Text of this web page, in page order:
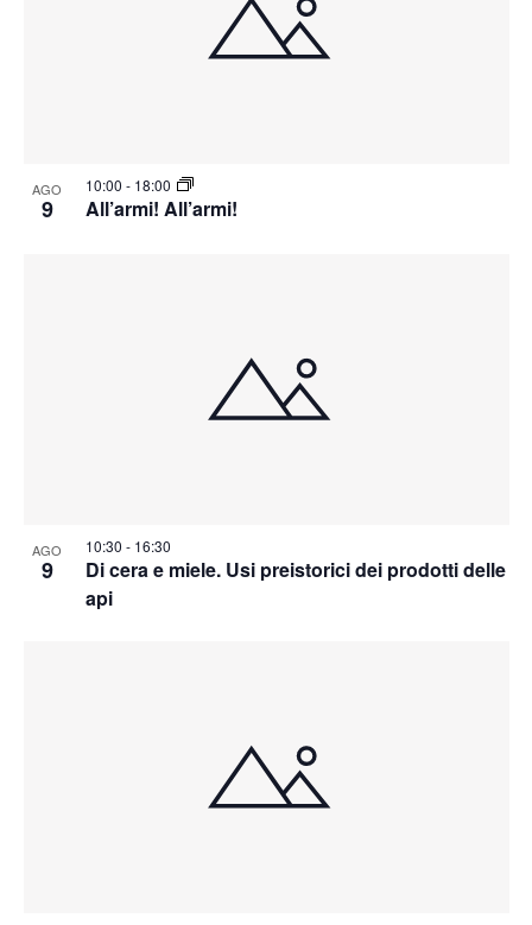
AGO
9 All’armi! All’armi!
10:00 - 18:00
AGO
9
Di cera e miele. Usi preistorici dei prodotti delle
api
10:30 - 16:30